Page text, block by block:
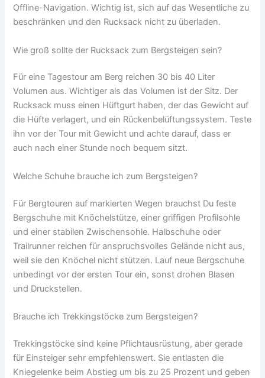
Offline-Navigation. Wichtig ist, sich auf das Wesentliche zu
beschränken und den Rucksack nicht zu überladen.
Wie groß sollte der Rucksack zum Bergsteigen sein?
Für eine Tagestour am Berg reichen 30 bis 40 Liter
Volumen aus. Wichtiger als das Volumen ist der Sitz. Der
Rucksack muss einen Hüftgurt haben, der das Gewicht auf
die Hüfte verlagert, und ein Rückenbelüftungssystem. Teste
ihn vor der Tour mit Gewicht und achte darauf, dass er
auch nach einer Stunde noch bequem sitzt.
Welche Schuhe brauche ich zum Bergsteigen?
Für Bergtouren auf markierten Wegen brauchst Du feste
Bergschuhe mit Knöchelstütze, einer griffigen Profilsohle
und einer stabilen Zwischensohle. Halbschuhe oder
Trailrunner reichen für anspruchsvolles Gelände nicht aus,
weil sie den Knöchel nicht stützen. Lauf neue Bergschuhe
unbedingt vor der ersten Tour ein, sonst drohen Blasen
und Druckstellen.
Brauche ich Trekkingstöcke zum Bergsteigen?
Trekkingstöcke sind keine Pflichtausrüstung, aber gerade
für Einsteiger sehr empfehlenswert. Sie entlasten die
Kniegelenke beim Abstieg um bis zu 25 Prozent und geben